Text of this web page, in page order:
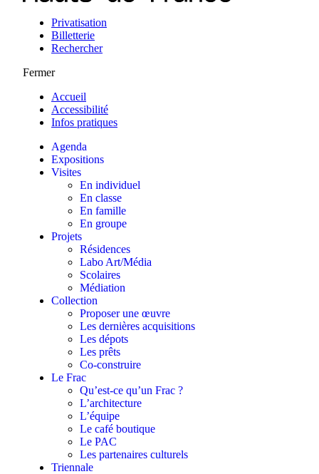
Privatisation
Billetterie
Rechercher
Fermer
Accueil
Accessibilité
Infos pratiques
Agenda
Expositions
Visites
En individuel
En classe
En famille
En groupe
Projets
Résidences
Labo Art/Média
Scolaires
Médiation
Collection
Proposer une œuvre
Les dernières acquisitions
Les dépots
Les prêts
Co-construire
Le Frac
Qu’est-ce qu’un Frac ?
L’architecture
L’équipe
Le café boutique
Le PAC
Les partenaires culturels
Triennale